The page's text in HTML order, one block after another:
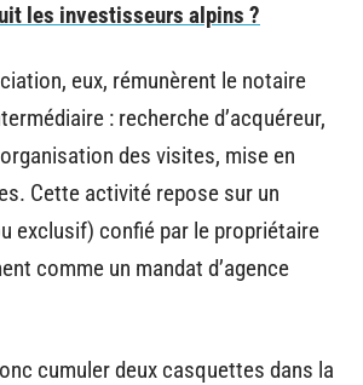
les investisseurs alpins ?
eux, rémunèrent le notaire
: recherche d’acquéreur,
des visites, mise en
Cette activité repose sur un
exclusif) confié par le propriétaire
comme un mandat d’agence
cumuler deux casquettes dans la